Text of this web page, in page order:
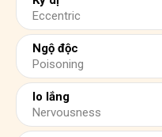
Eccentric
Ngộ độc
Poisoning
lo lắng
Nervousness